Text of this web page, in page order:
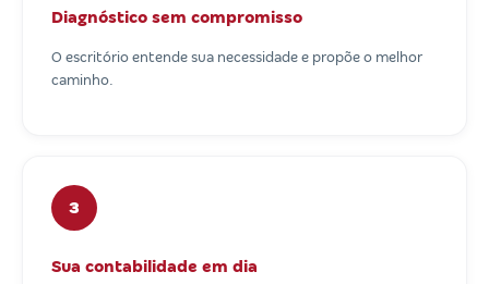
Diagnóstico sem compromisso
O escritório entende sua necessidade e propõe o melhor
caminho.
3
Sua contabilidade em dia